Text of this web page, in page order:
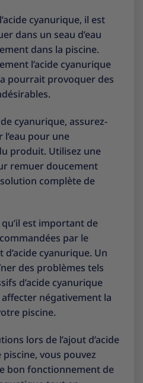
cyanurique, il est
dans un seau d’eau
dans la piscine.
l’acide cyanurique
pourrait provoquer des
cyanurique, assurez-
pour une
produit. Utilisez une
remuer doucement
complète de
est important de
par le
cyanurique. Un
des problèmes tels
d’acide cyanurique
affecter négativement la
piscine.
lors de l’ajout d’acide
vous pouvez
bon fonctionnement de